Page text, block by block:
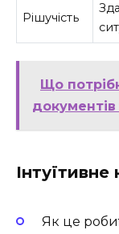
Рішучість
Що
Інтуїтивне
Як це